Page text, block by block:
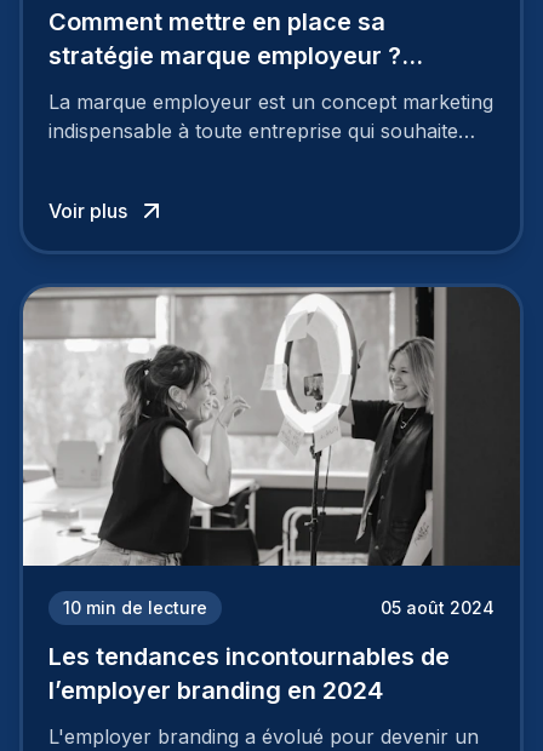
Comment mettre en place sa
stratégie marque employeur ?
Découvrez les 7 étapes
La marque employeur est un concept marketing
indispensable à toute entreprise qui souhaite
employeur solide et positive sont évidentes, ce
travail, pour qu’il soit réussi, ne peut se faire en
mettre en œuvre un certain nombre d’actions.
Voir plus
10 min de lecture 05 août 2024
Les tendances incontournables de
l’employer branding en 2024
L'employer branding a évolué pour devenir un